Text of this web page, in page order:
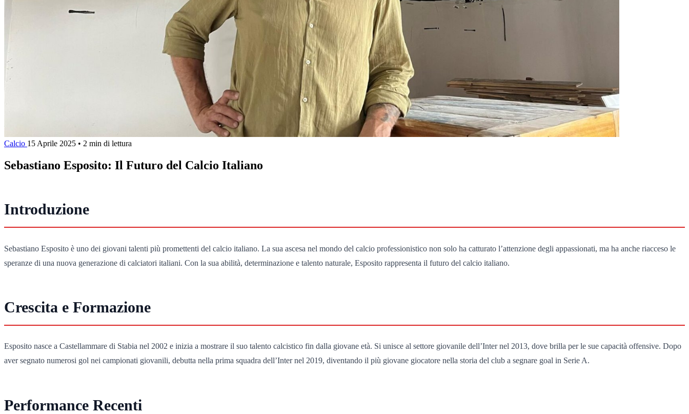
Calcio 15 Aprile 2025 • 2 min di lettura
Sebastiano Esposito: Il Futuro del Calcio Italiano
Introduzione
Sebastiano Esposito è uno dei giovani talenti più promettenti del calcio italiano. La sua ascesa nel mondo del calcio professionistico non solo ha catturato l’attenzione degli appassionati, ma ha anche riacceso le
speranze di una nuova generazione di calciatori italiani. Con la sua abilità, determinazione e talento naturale, Esposito rappresenta il futuro del calcio italiano.
Crescita e Formazione
Esposito nasce a Castellammare di Stabia nel 2002 e inizia a mostrare il suo talento calcistico fin dalla giovane età. Si unisce al settore giovanile dell’Inter nel 2013, dove brilla per le sue capacità offensive. Dopo
aver segnato numerosi gol nei campionati giovanili, debutta nella prima squadra dell’Inter nel 2019, diventando il più giovane giocatore nella storia del club a segnare goal in Serie A.
Performance Recenti